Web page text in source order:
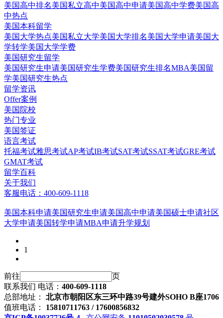
美国高中排名美国私立高中美国高中申请美国高中学费美国高
中热点
美国本科留学
美国大学热点美国私立大学美国大学排名美国大学申请美国大
学转学美国大学学费
美国研究生留学
美国研究生申请美国研究生学费美国研究生排名MBA美国留
学美国研究生热点
留学资讯
Offer案例
美国院校
热门专业
美国签证
语言考试
托福考试雅思考试AP考试IB考试SAT考试SSAT考试GRE考试
GMAT考试
留学百科
关于我们
客服电话：400-609-1118
美国本科申请美国研究生申请美国高中申请美国硕士申请社区
大学申请美国转学申请MBA申请升学规划
1
前往
页
联系我们 电话： 400-609-1118
总部地址： 北京市朝阳区东三环中路39号建外SOHO B座1706
值班电话： 15810711763 / 17600856832